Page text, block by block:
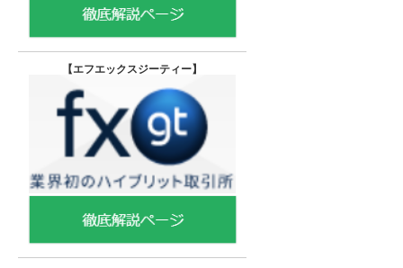
【エフエックスジーティー】